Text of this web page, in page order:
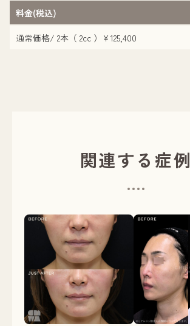
料金(税込)
通常価格/ 2本（ 2cc ）¥125,400
関連する症例